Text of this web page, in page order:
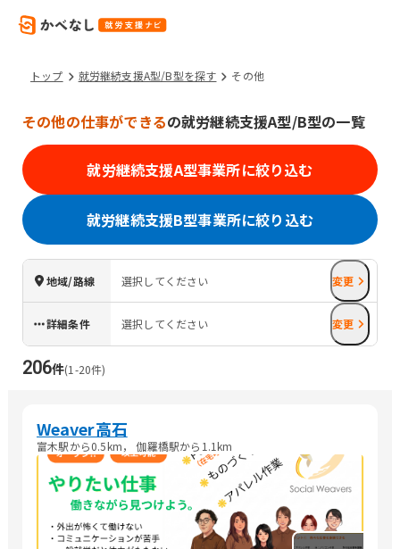
トップ 就労継続支援A型/B型を探す その他
その他の仕事ができるの就労継続支援A型/B型の一覧
就労継続支援A型事業所に絞り込む
就労継続支援B型事業所に絞り込む
地域/路線 選択してください 変更
詳細条件 選択してください 変更
206件(1 -20件)
Weaver高石
富木駅から0.5km， 伽羅橋駅から1.1km